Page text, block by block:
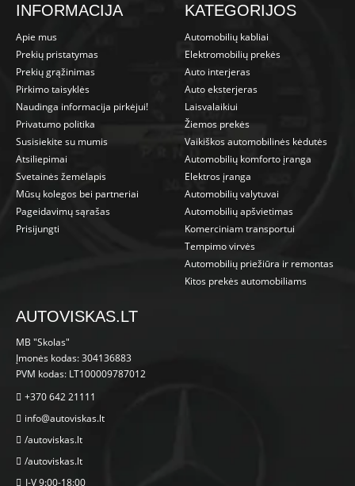
INFORMACIJA
Apie mus
Prekių pristatymas
Prekių grąžinimas
Pirkimo taisyklės
Naudinga informacija pirkėjui!
Privatumo politika
Susisiekite su mumis
Atsiliepimai
Svetainės žemėlapis
Mūsų kolegos bei partneriai
Pageidavimų sąrašas
Prisijungti
KATEGORIJOS
Automobilių kabliai
Elektromobilių prekės
Auto interjeras
Auto eksterjeras
Laisvalaikiui
Žiemos prekės
Vaikiškos automobilinės kėdutės
Automobilių komforto įranga
Elektros įranga
Automobilių valytuvai
Automobilių apšvietimas
Komerciniam transportui
Tempimo virvės
Automobilių priežiūra ir remontas
Kitos prekės automobiliams
AUTOVISKAS.LT
MB "Skolas"
Įmonės kodas: 304136883
PVM kodas: LT100009787012
+370 642 21111
info@autoviskas.lt
/autoviskas.lt
/autoviskas.lt
I-V 9:00-18:00